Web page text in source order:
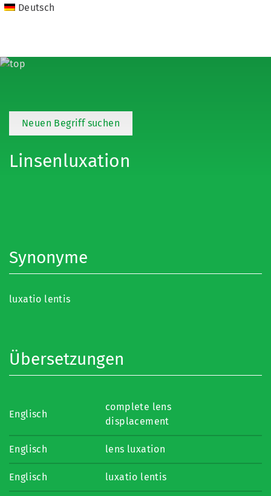
Deutsch
Neuen Begriff suchen
Linsenluxation
Synonyme
luxatio lentis
Übersetzungen
Englisch
complete lens
displacement
Englisch lens luxation
Englisch luxatio lentis